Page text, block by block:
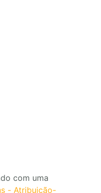
com uma
- Atribuição-